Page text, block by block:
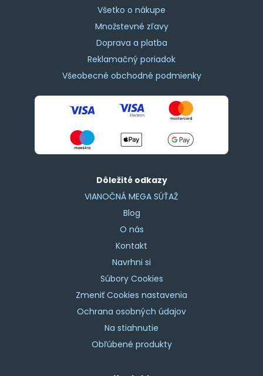
Všetko o nákupe
Množstevné zľavy
Doprava a platba
Reklamačný poriadok
Všeobecné obchodné podmienky
Dôležité odkazy
VIANOČNÁ MEGA SÚŤAŽ
Blog
O nás
Kontakt
Navrhni si
Súbory Cookies
Zmeniť Cookies nastavenia
Ochrana osobných údajov
Na stiahnutie
Obľúbené produkty